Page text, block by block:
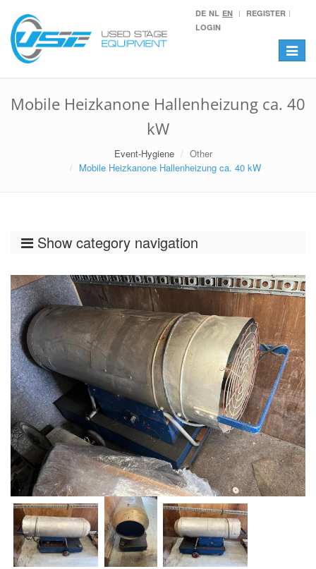
DE NL EN
REGISTER
LOGIN
Toggle
Mobile Heizkanone Hallenheizung ca. 40
kW
Event-Hygiene
Other
Mobile Heizkanone Hallenheizung ca. 40 kW
Show category navigation